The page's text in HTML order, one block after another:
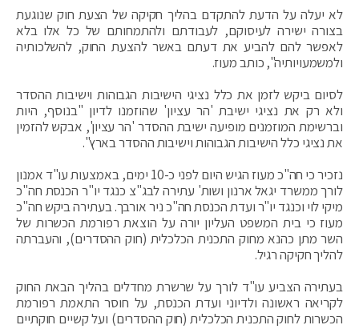
לא יעלה על הדעת להתקדם בהליך חקיקה של הצעת חוק שנוגעת
בצורה ישירה לעיסוקם, לעבודתם ולהתמחותם של כל אלו בלא
לאפשר להם להביע את דעתם באשר להצעת החוק, להשלכותיה
ולמשמעויותיה", כותב מעוז.
לסיום ביקש לזמן את כלל נציגי הישיבות הגבוהות וישיבות ההסדר
ולא רק את נציגי ישיבת 'הר עציון' שהוזמנו לדיון "בנוסף, היות
וברשימת המוזמנים מופיעה ישיבת ההסדר 'הר עציון', אבקש להזמין
את נציגי כלל הישיבות הגבוהות וישיבות ההסדר בארץ".
נזכיר כי חה"כ מעוז הגיש היום לפני כ-10 ימים, באמצעות עו"ד אמנון
לורך ממשרד יגאל ארנון ושות' עתירה לבג"צ כנגד יו"ר הכנסת חה"כ
מיקי לוי וכנגד יו"ר ועדת הכנסת חה"כ ניר אורבך. בעתירה ביקש חה"כ
מעוז כי בית המשפט העליון יורה על הוצאת רפורמת הכשרות של
השר מתן כהנא מחוק התכנית הכלכלית (חוק ההסדרים), והעברתה
להליך חקיקה רגיל.
בעתירה הצביע עו"ד לורך על שרשרת מחדלים בהליך הבאת החוק
לקריאה ראשונה ולדיוני ועדת הכנסת, על חוסר התאמת רפורמת
הכשרות לחוק התכנית הכלכלית (חוק ההסדרים) ועל קשיים חוקתיים